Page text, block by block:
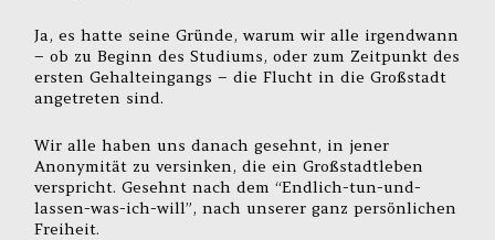
Ja, es hatte seine Gründe, warum wir alle irgendwann
– ob zu Beginn des Studiums, oder zum Zeitpunkt des
ersten Gehalteingangs – die Flucht in die Großstadt
angetreten sind.
Wir alle haben uns danach gesehnt, in jener
Anonymität zu versinken, die ein Großstadtleben
verspricht. Gesehnt nach dem “Endlich-tun-und-
lassen-was-ich-will”, nach unserer ganz persönlichen
Freiheit.